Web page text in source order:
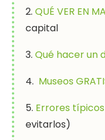
2.QUÉ VER EN
capital
3.Qué hacer un
4. Museos
5. Errores
evitarlos)